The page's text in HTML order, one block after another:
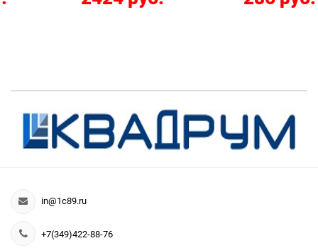
in@1c89.ru
+7(349)422-88-76